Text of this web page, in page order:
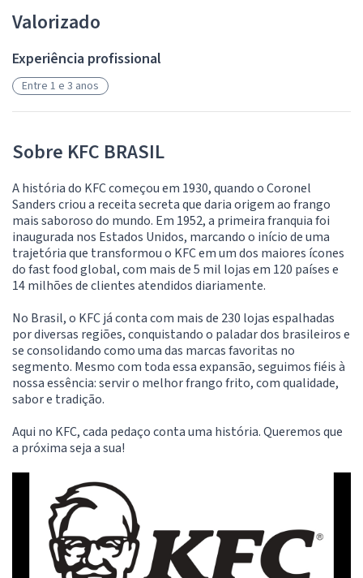
Valorizado
Experiência profissional
Entre 1 e 3 anos
Sobre KFC BRASIL
A história do KFC começou em 1930, quando o Coronel
Sanders criou a receita secreta que daria origem ao frango
mais saboroso do mundo. Em 1952, a primeira franquia foi
inaugurada nos Estados Unidos, marcando o início de uma
trajetória que transformou o KFC em um dos maiores ícones
do fast food global, com mais de 5 mil lojas em 120 países e
14 milhões de clientes atendidos diariamente.
No Brasil, o KFC já conta com mais de 230 lojas espalhadas
por diversas regiões, conquistando o paladar dos brasileiros e
se consolidando como uma das marcas favoritas no
segmento. Mesmo com toda essa expansão, seguimos fiéis à
nossa essência: servir o melhor frango frito, com qualidade,
sabor e tradição.
Aqui no KFC, cada pedaço conta uma história. Queremos que
a próxima seja a sua!